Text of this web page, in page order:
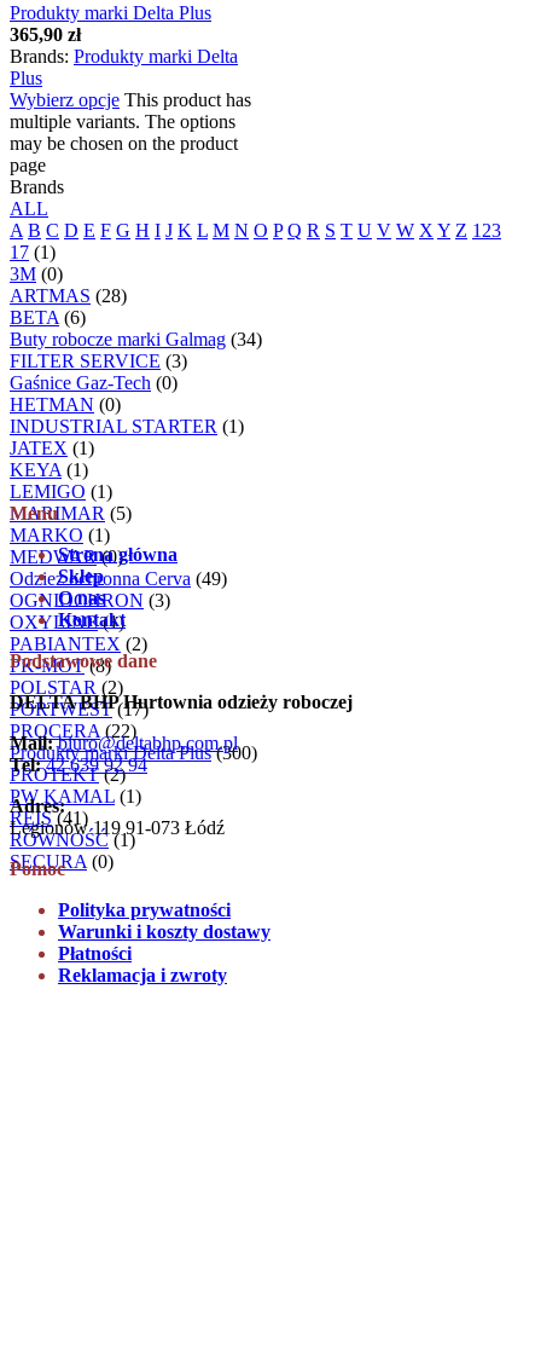
Produkty marki Delta Plus
365,90 zł
Brands: Produkty marki Delta
Plus
Wybierz opcje This product has
multiple variants. The options
may be chosen on the product
page
Brands
ALL
A B C D E F G H I J K L M N O P Q R S T U V W X Y Z 123
17 (1)
3M (0)
ARTMAS (28)
BETA (6)
Buty robocze marki Galmag (34)
FILTER SERVICE (3)
Gaśnice Gaz-Tech (0)
HETMAN (0)
INDUSTRIAL STARTER (1)
JATEX (1)
KEYA (1)
LEMIGO (1)
MARIMAR (5)
MARKO (1)
MEDWAR(0)
Odzież ochronna Cerva (49)
OGNIOCHRON (3)
OXYLINE(1)
PABIANTEX (2)
PK-MOT(8)
POLSTAR (2)
PORTWEST(17)
PROCERA (22)
Produkty marki Delta Plus(300)
PROTEKT(2)
PW KAMAL (1)
REIS(41)
RÓWNOŚĆ(1)
SECURA (0)
Menu
Strona główna
Sklep
O nas
Kontakt
Podstawowe dane
DELTA BHP Hurtownia odzieży roboczej
Mail: biuro@deltabhp.com.pl
Tel: 42 639 92 94
Adres:
Legionów 119 91-073 Łódź
Pomoc
Polityka prywatności
Warunki i koszty dostawy
Płatności
Reklamacja i zwroty